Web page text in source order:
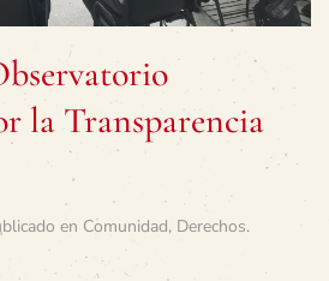
la Transparencia
en Comunidad, Derechos.